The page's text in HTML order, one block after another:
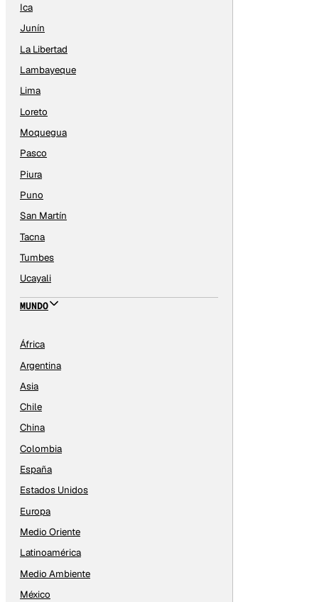
Ica
Junín
La Libertad
Lambayeque
Lima
Loreto
Moquegua
Pasco
Piura
Puno
San Martín
Tacna
Tumbes
Ucayali
MUNDO
África
Argentina
Asia
Chile
China
Colombia
España
Estados Unidos
Europa
Medio Oriente
Latinoamérica
Medio Ambiente
México